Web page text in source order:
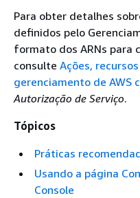
Para obter detalhes
definidos pelo
formato dos ARNs para
consulte Ações,
gerenciamento de AWS
Autorização de Serviço.
Tópicos
Práticas
Usando a página
Console